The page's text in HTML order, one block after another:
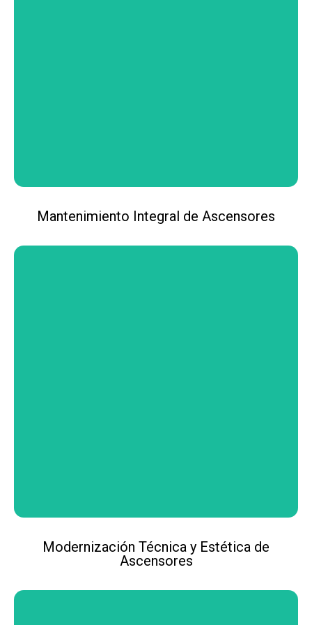
Mantenimiento Integral de Ascensores
Modernización Técnica y Estética de
Ascensores